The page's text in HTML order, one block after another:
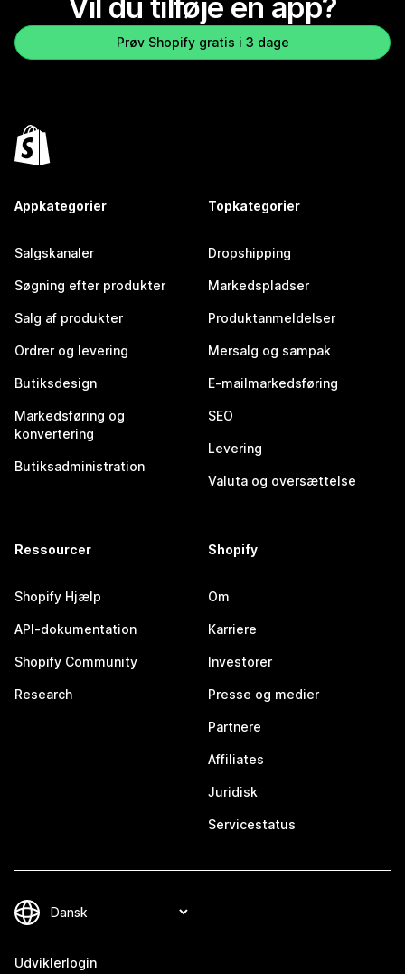
Vil du tilføje en app?
Prøv Shopify gratis i 3 dage
Appkategorier
Salgskanaler
Søgning efter produkter
Salg af produkter
Ordrer og levering
Butiksdesign
Markedsføring og
konvertering
Butiksadministration
Topkategorier
Dropshipping
Markedspladser
Produktanmeldelser
Mersalg og sampak
E-mailmarkedsføring
SEO
Levering
Valuta og oversættelse
Ressourcer
Shopify Hjælp
API-dokumentation
Shopify Community
Research
Shopify
Om
Karriere
Investorer
Presse og medier
Partnere
Affiliates
Juridisk
Servicestatus
Udviklerlogin